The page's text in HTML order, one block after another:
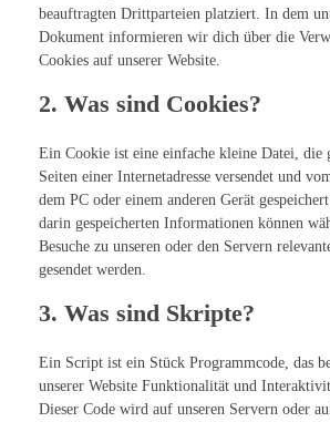
beauftragten Drittparteien platziert. In dem
Dokument informieren wir dich über die
Cookies auf unserer Website.
2. Was sind Cookies?
Ein Cookie ist eine einfache kleine Datei, die
Seiten einer Internetadresse versendet und
dem PC oder einem anderen Gerät
darin gespeicherten Informationen können
Besuche zu unseren oder den Servern
gesendet werden.
3. Was sind Skripte?
Ein Script ist ein Stück Programmcode, das
unserer Website Funktionalität und
Dieser Code wird auf unseren Servern oder